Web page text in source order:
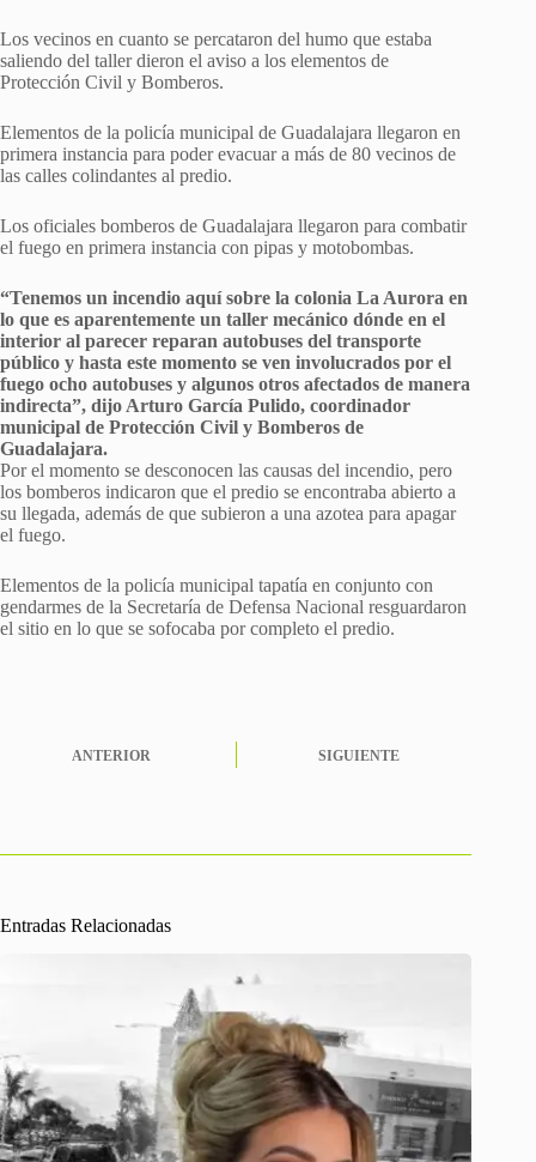
Los vecinos en cuanto se percataron del humo que estaba
saliendo del taller dieron el aviso a los elementos de
Protección Civil y Bomberos.
Elementos de la policía municipal de Guadalajara llegaron en
primera instancia para poder evacuar a más de 80 vecinos de
las calles colindantes al predio.
Los oficiales bomberos de Guadalajara llegaron para combatir
el fuego en primera instancia con pipas y motobombas.
“Tenemos un incendio aquí sobre la colonia La Aurora en
lo que es aparentemente un taller mecánico dónde en el
interior al parecer reparan autobuses del transporte
público y hasta este momento se ven involucrados por el
fuego ocho autobuses y algunos otros afectados de manera
indirecta”, dijo Arturo García Pulido, coordinador
municipal de Protección Civil y Bomberos de
Guadalajara.
Por el momento se desconocen las causas del incendio, pero
los bomberos indicaron que el predio se encontraba abierto a
su llegada, además de que subieron a una azotea para apagar
el fuego.
Elementos de la policía municipal tapatía en conjunto con
gendarmes de la Secretaría de Defensa Nacional resguardaron
el sitio en lo que se sofocaba por completo el predio.
ANTERIOR SIGUIENTE
Entradas Relacionadas